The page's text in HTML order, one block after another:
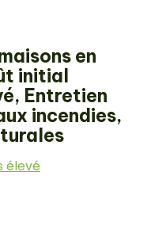
en
initial
Entretien
incendies,
élevé